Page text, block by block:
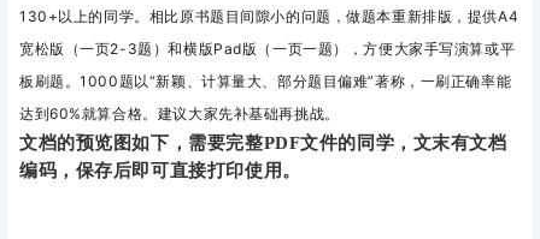
130+以上的同学。 相比原书题目间隙小的问题，做题本重新排版，提供A4
宽松版（一页2-3题）和横版Pad版（一页一题），方便大家手写演算或平
板刷题 。1000题以“新颖、计算量大、部分题目偏难”著称，一刷正确率能
达到60%就算合格。建议大家先补基础再挑战。
文档的预览图如下，需要完整PDF文件的同学，文末有文档
编码，保存后即可直接打印使用。